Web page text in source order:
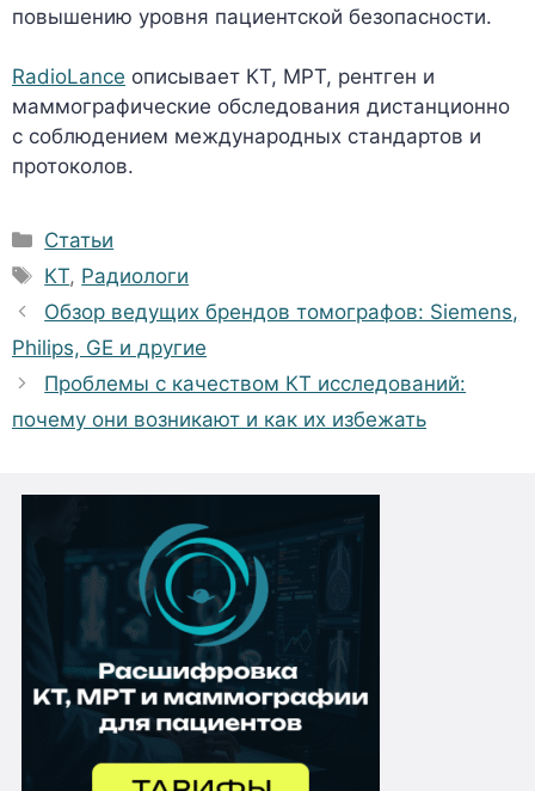
повышению уровня пациентской безопасности.
RadioLance описывает КТ, МРТ, рентген и
маммографические обследования дистанционно
с соблюдением международных стандартов и
протоколов.
Рубрики
Статьи
Метки
КТ, Радиологи
Обзор ведущих брендов томографов: Siemens,
Philips, GE и другие
Проблемы с качеством КТ исследований:
почему они возникают и как их избежать